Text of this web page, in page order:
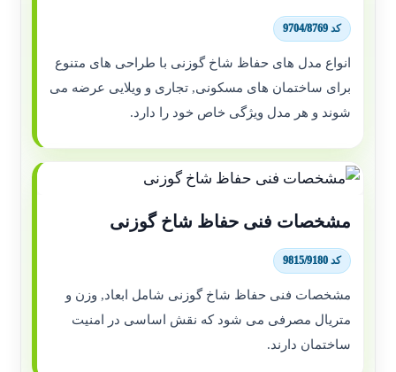
کد 9704/8769
انواع مدل های حفاظ شاخ گوزنی با طراحی های متنوع
برای ساختمان های مسکونی, تجاری و ویلایی عرضه می
شوند و هر مدل ویژگی خاص خود را دارد.
مشخصات فنی حفاظ شاخ گوزنی
کد 9815/9180
مشخصات فنی حفاظ شاخ گوزنی شامل ابعاد, وزن و
متریال مصرفی می شود که نقش اساسی در امنیت
ساختمان دارند.